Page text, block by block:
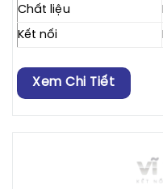
Chất liệu
Kết nối
Xem Chi Tiết